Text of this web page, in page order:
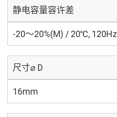
静电容量容许差
-20～20%(M) / 20℃, 120Hz
尺寸⌀ D
16mm